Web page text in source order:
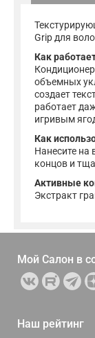
Grip для
Как
объемных
создает
работает
игривым
Как
Нанесите
концов и
Активные
Экстракт
Мой Салон в
Наш рейтинг